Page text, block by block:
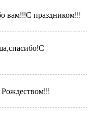
вам!!!С праздником!!!